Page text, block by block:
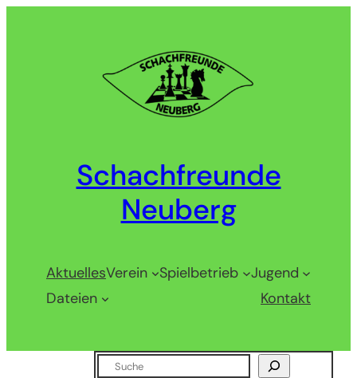
Schachfreunde
Neuberg
AktuellesVerein Spielbetrieb
Jugend
Dateien
Kontakt
Suchen